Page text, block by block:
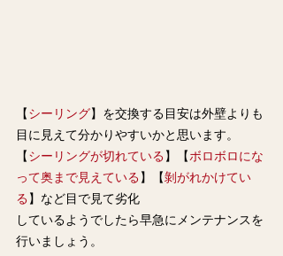
【シーリング】を交換する目安は外壁よりも
目に見えて分かりやすいかと思います。
【シーリングが切れている】【ボロボロにな
って奥まで見えている】【剝がれかけてい
る】など目で見て劣化
しているようでしたら早急にメンテナンスを
行いましょう。